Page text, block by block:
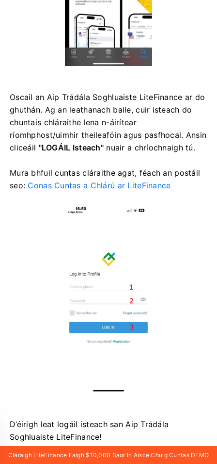
Oscail an Aip Trádála Soghluaiste LiteFinance ar do
ghuthán. Ag an leathanach baile, cuir isteach do
chuntais chláraithe lena n-áirítear
ríomhphost/uimhir theileafóin agus pasfhocal. Ansin
cliceáil "LOGÁIL Isteach" nuair a chríochnaigh tú.
Mura bhfuil cuntas cláraithe agat, féach an postáil
seo: Conas Cuntas a Chlárú ar LiteFinance
D’éirigh leat logáil isteach san Aip Trádála
Soghluaiste LiteFinance!
Cláraigh LiteFinance Faigh $10,000 Saor In Aisce Chuig Cuntas DEMO